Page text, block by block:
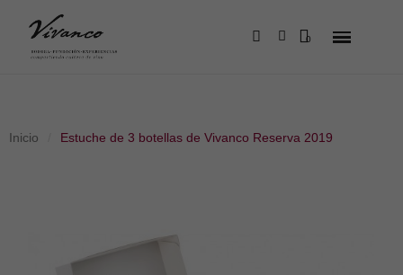
Inicio Estuche de 3 botellas de Vivanco Reserva 2019